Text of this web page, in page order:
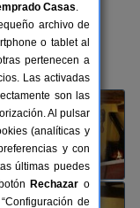
Guadalajara
Casas.
archivo de
o tablet al
pertenecen a
Las activadas
son las
Al pulsar
(analíticas y
y con
últimas puedes
Rechazar o
de